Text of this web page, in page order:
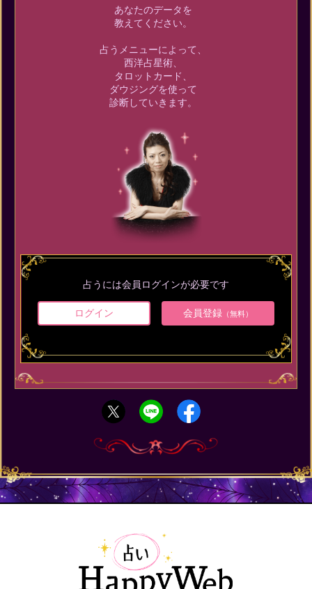
あなたのデータを
教えてください。
占うメニューによって、
西洋占星術、
タロットカード、
ダウジングを使って
診断していきます。
占うには会員ログインが必要です
ログイン 会員登録（無料）